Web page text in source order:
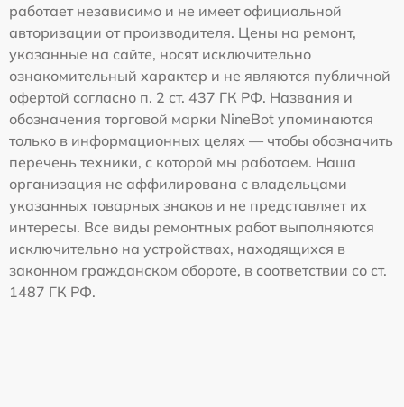
работает независимо и не имеет официальной
авторизации от производителя. Цены на ремонт,
указанные на сайте, носят исключительно
ознакомительный характер и не являются публичной
офертой согласно п. 2 ст. 437 ГК РФ. Названия и
обозначения торговой марки NineBot упоминаются
только в информационных целях — чтобы обозначить
перечень техники, с которой мы работаем. Наша
организация не аффилирована с владельцами
указанных товарных знаков и не представляет их
интересы. Все виды ремонтных работ выполняются
исключительно на устройствах, находящихся в
законном гражданском обороте, в соответствии со ст.
1487 ГК РФ.